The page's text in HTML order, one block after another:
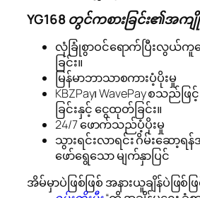
YG168 တွင်ကစားခြင်း၏အကျိုး
လုံခြုံစွာဝင်ရောက်ပြီးလွယ်
ခြင်း။
မြန်မာဘာသာစကားပံ့ပိုးမှု
KBZPay၊ WavePay စသည်ဖ
ခြင်းနှင့် ငွေထုတ်ခြင်း။
24/7 ဖောက်သည်ပံ့ပိုးမှု
သွားရင်းလာရင်း ဂိမ်းဆော့
ဖော်ရွေသော မျက်နှာပြင်
အိမ်မှာပဲဖြစ်ဖြစ် အနားယူချိန်ပဲဖြစ်